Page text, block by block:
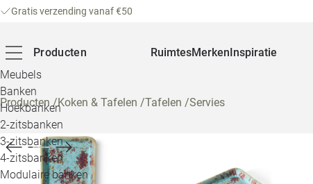
Gratis verzending vanaf €50
Producten
Meubels
Banken
Hoekbanken
2-zitsbanken
3-zitsbanken
4-zitsbanken
Modulaire banken
RuimtesMerkenInspiratie
Producten/Koken & Tafelen /Tafelen /Servies